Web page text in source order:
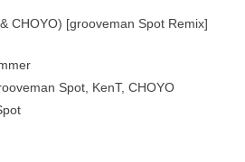
CHOYO) [grooveman Spot Remix]
Spot, KenT, CHOYO